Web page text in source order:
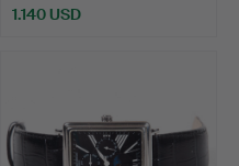
1.140 USD